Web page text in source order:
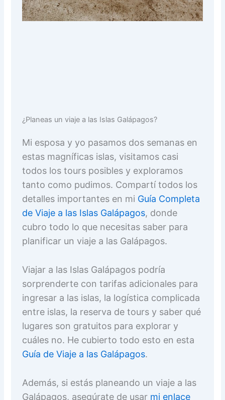
¿Planeas un viaje a las Islas Galápagos?
Mi esposa y yo pasamos dos semanas en
estas magníficas islas, visitamos casi
todos los tours posibles y exploramos
tanto como pudimos. Compartí todos los
detalles importantes en mi Guía Completa
de Viaje a las Islas Galápagos, donde
cubro todo lo que necesitas saber para
planificar un viaje a las Galápagos.
Viajar a las Islas Galápagos podría
sorprenderte con tarifas adicionales para
ingresar a las islas, la logística complicada
entre islas, la reserva de tours y saber qué
lugares son gratuitos para explorar y
cuáles no. He cubierto todo esto en esta
Guía de Viaje a las Galápagos.
Además, si estás planeando un viaje a las
Galápagos, asegúrate de usar mi enlace